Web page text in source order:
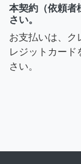
本契約（依頼者
さい。
お支払いは、ク
レジットカード
さい。